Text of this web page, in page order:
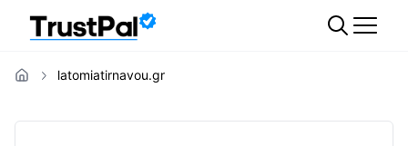
latomiatirnavou.gr